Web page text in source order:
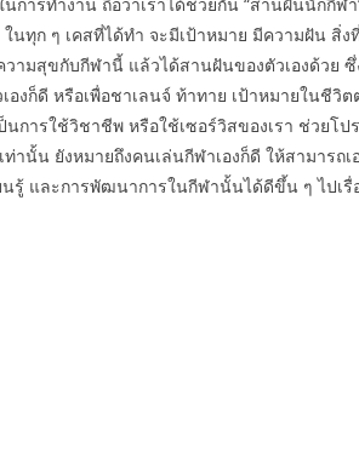
การทำงาน ถือว่าเราได้ช่วยกัน “สานฝันนักกีฬ
นทุก ๆ เคสที่ได้ทำ จะมีเป้าหมาย มีความฝัน สิ่
ามสุขกับกีฬานี้ แล้วได้สานฝันของตัวเองด้วย
องก็ดี หรือเพื่อชาเลนจ์ ท้าทาย เป้าหมายในชีวิ
การใช้วิชาชีพ หรือใช้เซอร์วิสของเรา ช่วยโ
านั้น ยังหมายถึงคนเล่นกีฬาเองก็ดี ให้สามารถ
นรู้ และการพัฒนาการในกีฬานั้นได้ดีขึ้น ๆ ไปเรื่